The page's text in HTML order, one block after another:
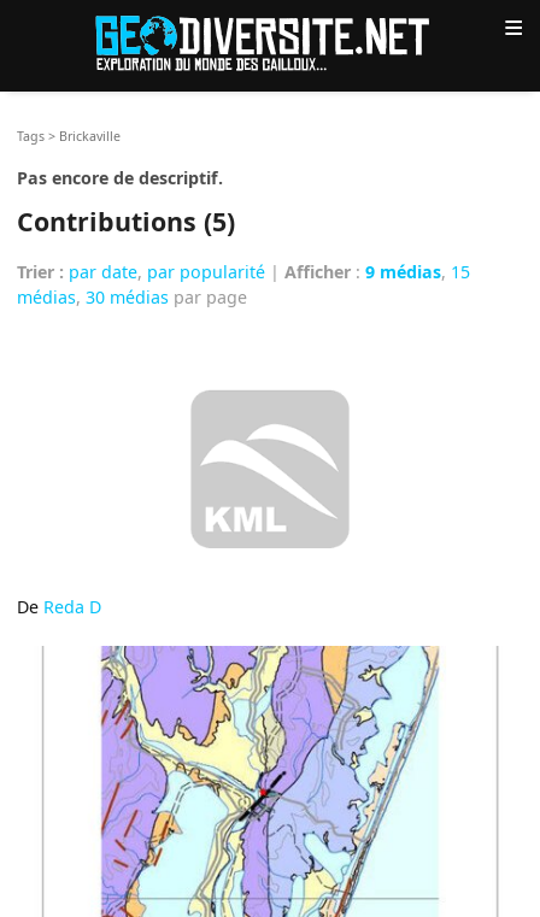
≡
Tags > Brickaville
Pas encore de descriptif.
Contributions (5)
Trier : par date, par popularité |Afficher :9 médias, 15
médias,30 médias par page
De Reda D